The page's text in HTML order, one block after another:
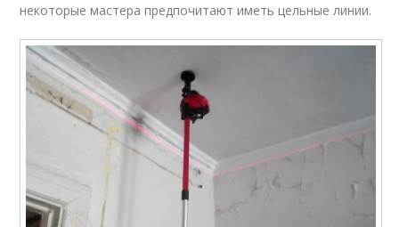
некоторые мастера предпочитают иметь цельные линии.